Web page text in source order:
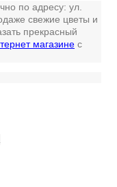
по адресу: ул.
свежие цветы и
прекрасный
магазине с